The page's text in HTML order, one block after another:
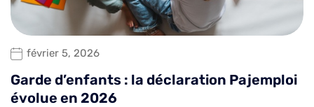
février 5, 2026
Garde d’enfants : la déclaration Pajemploi
évolue en 2026